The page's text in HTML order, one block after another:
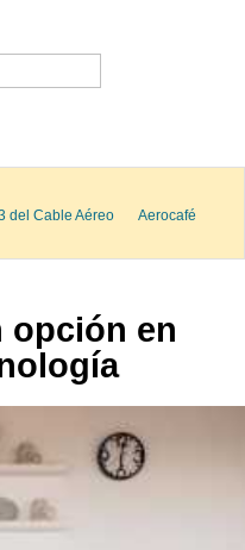
del Cable Aéreo
Aerocafé
opción en